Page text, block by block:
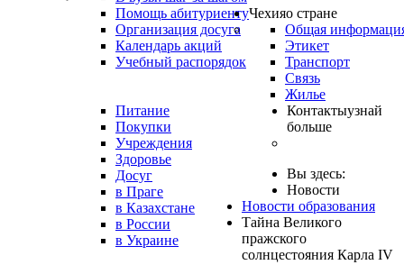
Помощь абитуриенту
Организация досуга
Календарь акций
Учебный распорядок
Чехияо стране
Общая
Этикет
Транспорт
Связь
Жилье
Питание
Покупки
Учреждения
Здоровье
Досуг
Контактыузнай
больше
в Праге
в Казахстане
в России
в Украине
Вы здесь:
Новости
Новости образования
Тайна Великого
пражского
солнцестояния Карла IV